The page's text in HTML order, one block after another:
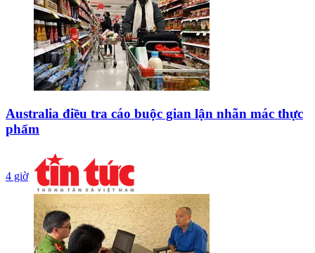
Australia điều tra cáo buộc gian lận nhãn mác thực
phẩm
4 giờ